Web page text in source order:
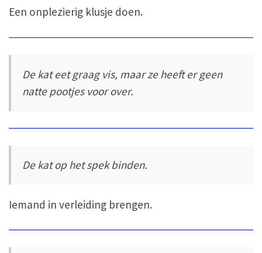
Een onplezierig klusje doen.
De kat eet graag vis, maar ze heeft er geen
natte pootjes voor over.
De kat op het spek binden.
Iemand in verleiding brengen.